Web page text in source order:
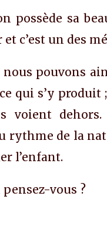
possède sa
et c’est un des
pouvons
qui s’y
voient
rythme de la
l’enfant.
pensez-vous ?